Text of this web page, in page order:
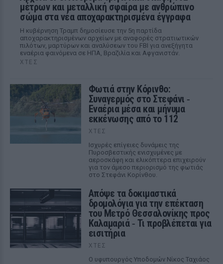
μέτρων και μεταλλική σφαίρα με ανθρώπινο
σώμα στα νέα αποχαρακτηρισμένα έγγραφα
Η κυβέρνηση Τραμπ δημοσίευσε την 5η παρτίδα
αποχαρακτηρισμένων αρχείων με αναφορές στρατιωτικών
πιλότων, μαρτύρων και αναλύσεων του FBI για ανεξήγητα
εναέρια φαινόμενα σε ΗΠΑ, Βραζιλία και Αφγανιστάν.
ΧΤΕΣ
Φωτιά στην Κόρινθο:
Συναγερμός στο Στεφάνι ‑
Εναέρια μέσα και μήνυμα
εκκένωσης από το 112
ΧΤΕΣ
Ισχυρές επίγειες δυνάμεις της
Πυροσβεστικής ενισχυμένες με
αεροσκάφη και ελικόπτερα επιχειρούν
για τον άμεσο περιορισμό της φωτιάς
στο Στεφάνι Κορίνθου.
Απόψε τα δοκιμαστικά
δρομολόγια για την επέκταση
του Μετρό Θεσσαλονίκης προς
Καλαμαριά ‑ Τι προβλέπεται για
εισιτήρια
ΧΤΕΣ
Ο υφυπουργός Υποδομών Νίκος Ταχιάος